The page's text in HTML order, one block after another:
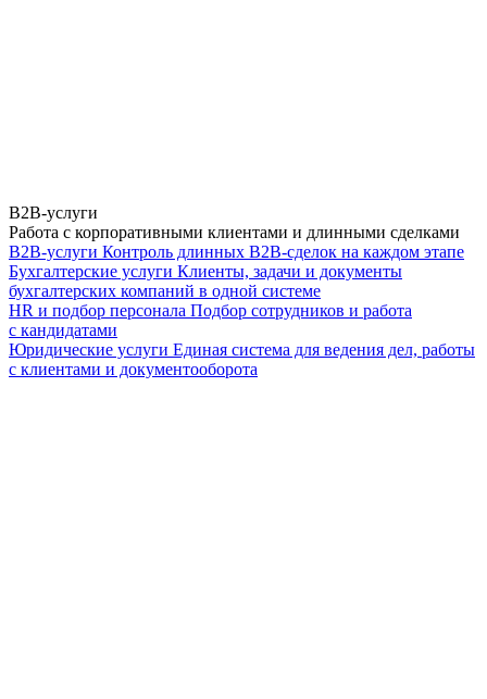
B2B-услуги
Работа с корпоративными клиентами и длинными сделками
B2B-услуги Контроль длинных B2B-сделок на каждом этапе
Бухгалтерские услуги Клиенты, задачи и документы
бухгалтерских компаний в одной системе
HR и подбор персонала Подбор сотрудников и работа
с кандидатами
Юридические услуги Единая система для ведения дел, работы
с клиентами и документооборота